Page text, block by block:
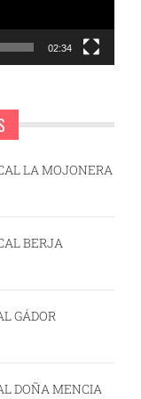
02:34
LA MOJONERA
BERJA
GÁDOR
DOÑA MENCIA